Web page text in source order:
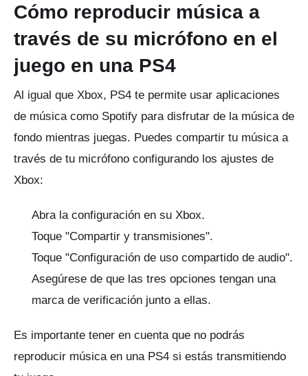
Cómo reproducir música a
través de su micrófono en el
juego en una PS4
Al igual que Xbox, PS4 te permite usar aplicaciones
de música como Spotify para disfrutar de la música de
fondo mientras juegas. Puedes compartir tu música a
través de tu micrófono configurando los ajustes de
Xbox:
Abra la configuración en su Xbox.
Toque "Compartir y transmisiones".
Toque "Configuración de uso compartido de audio".
Asegúrese de que las tres opciones tengan una
marca de verificación junto a ellas.
Es importante tener en cuenta que no podrás
reproducir música en una PS4 si estás transmitiendo